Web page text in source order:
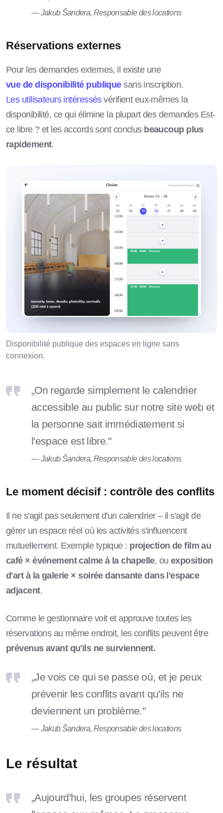
— Jakub Šandera, Responsable des locations
Réservations externes
Pour les demandes externes, il existe une
vue de disponibilité publiquesans inscription.
Les utilisateurs intéressésvérifient eux-mêmes la
disponibilité, ce qui élimine la plupart des demandes Est-
ce libre ? et les accords sont conclus beaucoup plus
rapidement.
Disponibilité publique des espaces en ligne sans
connexion.
„On regarde simplement le calendrier
accessible au public sur notre site web et
la personne sait immédiatement si
l'espace est libre."
— Jakub Šandera, Responsable des locations
Le moment décisif : contrôle des conflits
Il ne s'agit pas seulement d'un calendrier – il s'agit de
gérer un espace réel où les activités s'influencent
mutuellement. Exemple typique : projection de film au
café × événement calme à la chapelle, ouexposition
d'art à la galerie × soirée dansante dans l'espace
adjacent.
Comme le gestionnaire voit et approuve toutes les
réservations au même endroit, les conflits peuvent être
prévenus avant qu'ils ne surviennent.
„Je vois ce qui se passe où, et je peux
prévenir les conflits avant qu'ils ne
deviennent un problème."
— Jakub Šandera, Responsable des locations
Le résultat
„Aujourd'hui, les groupes réservent